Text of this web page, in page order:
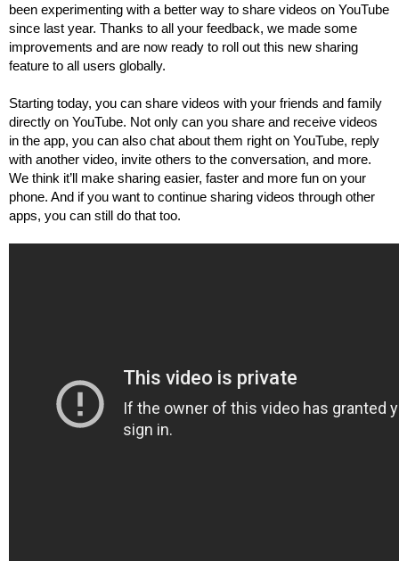
been experimenting with a better way to share videos on YouTube
since last year. Thanks to all your feedback, we made some
improvements and are now ready to roll out this new sharing
feature to all users globally.
Starting today, you can share videos with your friends and family
directly on YouTube. Not only can you share and receive videos
in the app, you can also chat about them right on YouTube, reply
with another video, invite others to the conversation, and more.
We think it’ll make sharing easier, faster and more fun on your
phone. And if you want to continue sharing videos through other
apps, you can still do that too.